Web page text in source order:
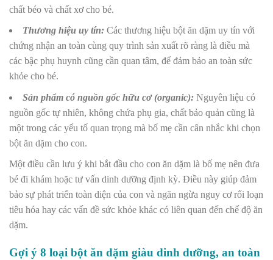
chất béo và chất xơ cho bé.
Thương hiệu uy tín: Các thương hiệu bột ăn dặm uy tín với
chứng nhận an toàn cùng quy trình sản xuất rõ ràng là điều mà
các bậc phụ huynh cũng cần quan tâm, để đảm bảo an toàn sức
khỏe cho bé.
Sản phẩm có nguồn gốc hữu cơ (organic): Nguyên liệu có
nguồn gốc tự nhiên, không chứa phụ gia, chất bảo quản cũng là
một trong các yếu tố quan trọng mà bố mẹ cần cân nhắc khi chọn
bột ăn dặm cho con.
Một điều cần lưu ý khi bắt đầu cho con ăn dặm là bố mẹ nên đưa
bé đi khám hoặc tư vấn dinh dưỡng định kỳ. Điều này giúp đảm
bảo sự phát triển toàn diện của con và ngăn ngừa nguy cơ rối loạn
tiêu hóa hay các vấn đề sức khỏe khác có liên quan đến chế độ ăn
dặm.
Gợi ý 8 loại bột ăn dặm giàu dinh dưỡng, an toàn